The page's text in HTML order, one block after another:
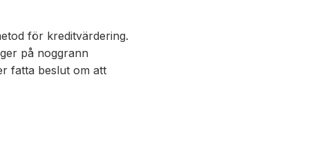
för kreditvärdering.
på noggrann
fatta beslut om att